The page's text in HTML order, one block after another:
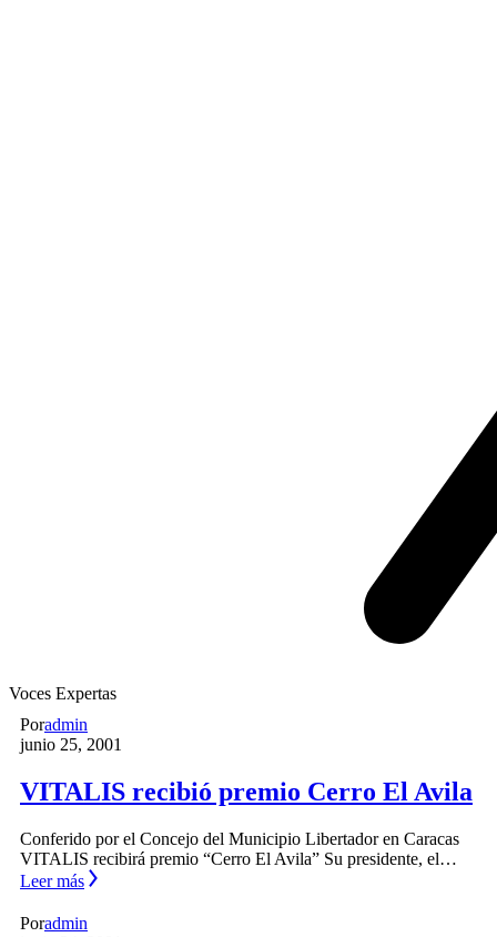
Voces Expertas
Poradmin
junio 25, 2001
VITALIS recibió premio Cerro El Avila
Conferido por el Concejo del Municipio Libertador en Caracas
VITALIS recibirá premio “Cerro El Avila” Su presidente, el…
Leer más
Poradmin